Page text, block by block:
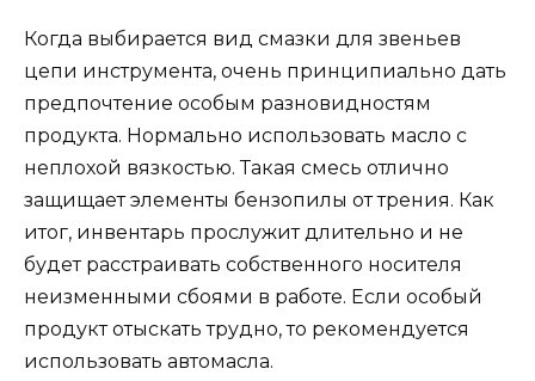
Когда выбирается вид смазки для звеньев
цепи инструмента, очень принципиально дать
предпочтение особым разновидностям
продукта. Нормально использовать масло с
неплохой вязкостью. Такая смесь отлично
защищает элементы бензопилы от трения. Как
итог, инвентарь прослужит длительно и не
будет расстраивать собственного носителя
неизменными сбоями в работе. Если особый
продукт отыскать трудно, то рекомендуется
использовать автомасла.